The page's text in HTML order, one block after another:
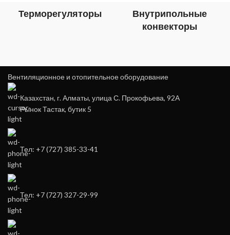
Терморегуляторы
Внутрипольные
конвекторы
Вентиляционное и отопительное оборудование
Казахстан, г. Алматы, улица С. Прокофьева, 92А
Рынок Тастак, бутик 5
Тел: +7 (727) 385-33-41
Тел: +7 (727) 327-29-99